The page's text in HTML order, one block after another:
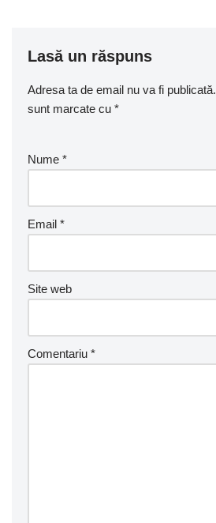
Lasă un răspuns
Adresa ta de email nu va fi publicată.
sunt marcate cu *
Nume *
Email *
Site web
Comentariu *